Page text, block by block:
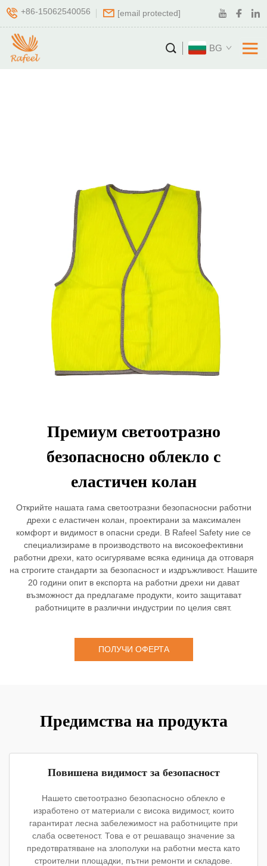
+86-15062540056 [email protected]
BG
Премиум светоотразно
безопасносно облекло с
еластичен колан
Открийте нашата гама светоотразни безопасносни работни
дрехи с еластичен колан, проектирани за максимален
комфорт и видимост в опасни среди. В Rafeel Safety ние се
специализираме в производството на високоефективни
работни дрехи, като осигуряваме всяка единица да отговаря
на строгите стандарти за безопасност и издръжливост. Нашите
20 години опит в експорта на работни дрехи ни дават
възможност да предлагаме продукти, които защитават
работниците в различни индустрии по целия свят.
ПОЛУЧИ ОФЕРТА
Предимства на продукта
Повишена видимост за безопасност
Нашето светоотразно безопасносно облекло е
изработено от материали с висока видимост, които
гарантират лесна забележимост на работниците при
слаба осветеност. Това е от решаващо значение за
предотвратяване на злополуки на работни места като
строителни площадки, пътни ремонти и складове.